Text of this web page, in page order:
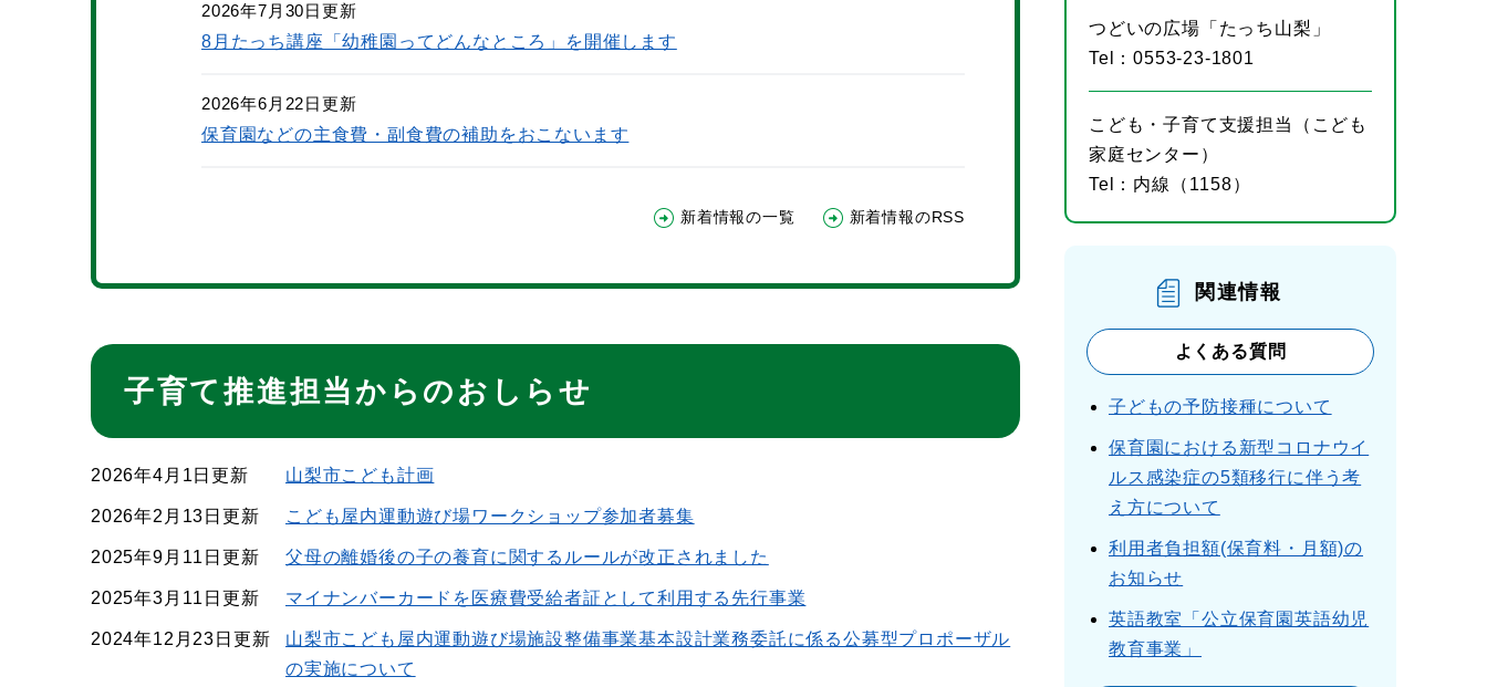
2026年7月30日更新
8月たっち講座「幼稚園ってどんなところ」を開催します
2026年6月22日更新
保育園などの主食費・副食費の補助をおこないます
新着情報の一覧 新着情報のRSS
子育て推進担当からのおしらせ
2026年4月1日更新 山梨市こども計画
2026年2月13日更新 こども屋内運動遊び場ワークショップ参加者募集
2025年9月11日更新 父母の離婚後の子の養育に関するルールが改正されました
2025年3月11日更新 マイナンバーカードを医療費受給者証として利⽤する先⾏事業
2024年12月23日更新
山梨市こども屋内運動遊び場施設整備事業基本設計業務委託に係る公募型プロポーザル
の実施について
つどいの広場「たっち山梨」
Tel：0553-23-1801
こども・子育て支援担当（こども
家庭センター）
Tel：内線（1158）
関連情報
よくある質問
子どもの予防接種について
保育園における新型コロナウイ
ルス感染症の5類移行に伴う考
え方について
利用者負担額(保育料・月額)の
お知らせ
英語教室「公立保育園英語幼児
教育事業」